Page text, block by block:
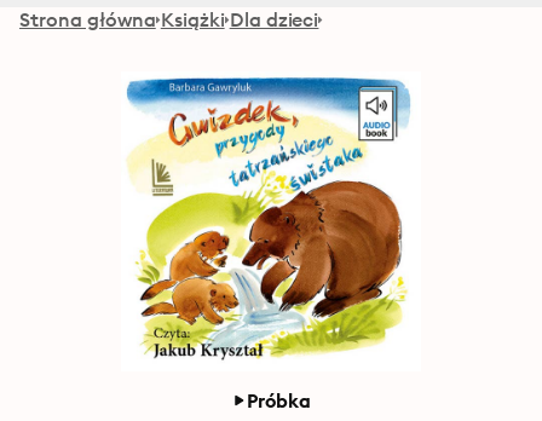
Strona główna Książki Dla dzieci
Próbka